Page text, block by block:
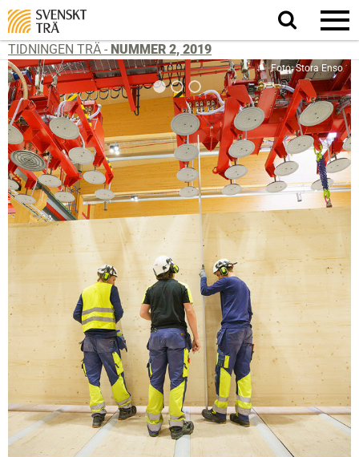
Sök
på
TIDNINGEN TRÄ - NUMMER 2, 2019
Foto: Stora Enso